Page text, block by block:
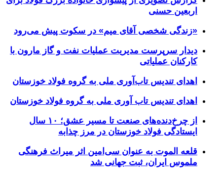
اربعین حسنی
«زندگی شخصی آقای میم» در سکوت پیش می‌رود
دیدار سرپرست مدیریت عملیات نفت و گاز مارون با
کارکنان عملیاتی
اهدای تندیس تاب‌آوری ملی به گروه فولاد خوزستان
اهدای تندیس تاب آوری ملی به گروه فولاد خوزستان
از چرخ‌دنده‌های صنعت تا مسیر عشق؛ ۱۰ سال
ایستادگی فولاد خوزستان در مرز چذابه
قلعه الموت به عنوان سی‌امین اثر میراث‌ فرهنگی
ملموس ایران، ثبت جهانی شد